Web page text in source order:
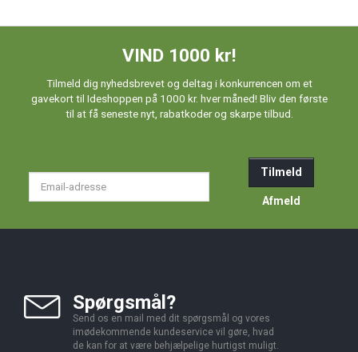
VIND 1000 kr!
Tilmeld dig nyhedsbrevet og deltag i konkurrencen om et
gavekort til Ideshoppen på 1000 kr. hver måned! Bliv den første
til at få seneste nyt, rabatkoder og skarpe tilbud.
Tilmeld
Afmeld
Spørgsmål?
Send os en mail med dit spørgsmål og vores
imødekommende kundeservice vil gøre, hvad
de kan for at være behjælpelige hurtigst muligt.